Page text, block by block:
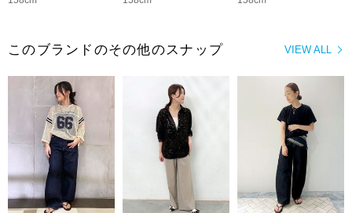
VIEW ALL
このブランドのその他のスナップ